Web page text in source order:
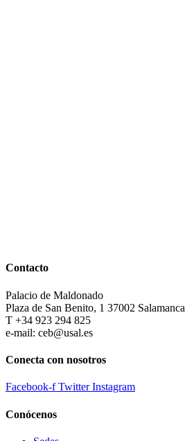
Contacto
Palacio de Maldonado
Plaza de San Benito, 1 37002 Salamanca
T +34 923 294 825
e-mail: ceb@usal.es
Conecta con nosotros
Facebook-f Twitter Instagram
Conócenos